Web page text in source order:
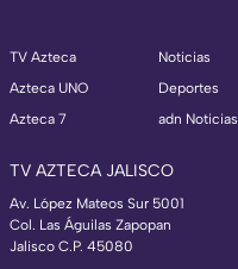
TV Azteca
Azteca UNO
Azteca 7
Noticias
Deportes
adn Noticias
TV AZTECA JALISCO
Av. López Mateos Sur 5001
Col. Las Águilas Zapopan
Jalisco C.P. 45080